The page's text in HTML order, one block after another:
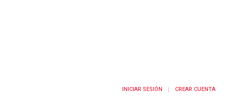
INICIAR SESIÓN | CREAR CUENTA